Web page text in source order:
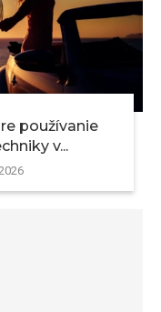
používanie
v...